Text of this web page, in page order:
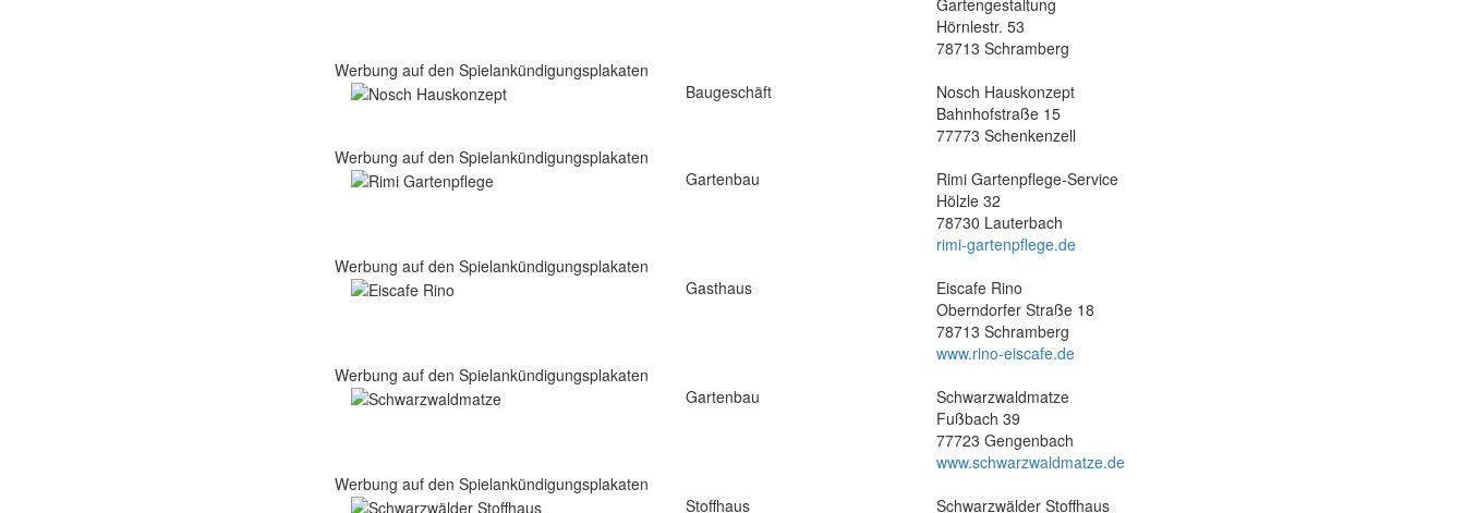
Hörnlestr. 53
78713 Schramberg
Werbung auf den Spielankündigungsplakaten
Baugeschäft
Nosch Hauskonzept
Bahnhofstraße 15
77773 Schenkenzell
Werbung auf den Spielankündigungsplakaten
Gartenbau
Rimi Gartenpflege-Service
Hölzle 32
78730 Lauterbach
rimi-gartenpflege.de
Werbung auf den Spielankündigungsplakaten
Gasthaus
Eiscafe Rino
Oberndorfer Straße 18
78713 Schramberg
www.rino-eiscafe.de
Werbung auf den Spielankündigungsplakaten
Gartenbau
Schwarzwaldmatze
Fußbach 39
77723 Gengenbach
www.schwarzwaldmatze.de
Werbung auf den Spielankündigungsplakaten
Stoffhaus
Schwarzwälder Stoffhaus